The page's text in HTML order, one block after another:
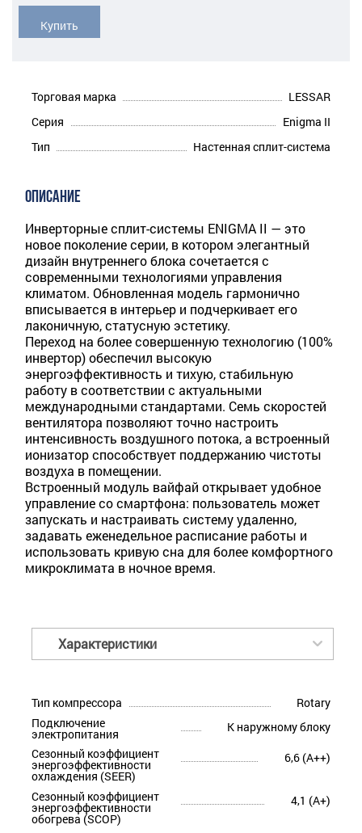
Купить
Торговая марка
LESSAR
Серия
Enigma II
Тип
Настенная сплит-система
ОПИСАНИЕ
Инверторные сплит-системы ENIGMA II — это
новое поколение серии, в котором элегантный
дизайн внутреннего блока сочетается с
современными технологиями управления
климатом. Обновленная модель гармонично
вписывается в интерьер и подчеркивает его
лаконичную, статусную эстетику.
Переход на более совершенную технологию (100%
инвертор) обеспечил высокую
энергоэффективность и тихую, стабильную
работу в соответствии с актуальными
международными стандартами. Семь скоростей
вентилятора позволяют точно настроить
интенсивность воздушного потока, а встроенный
ионизатор способствует поддержанию чистоты
воздуха в помещении.
Встроенный модуль вайфай открывает удобное
управление со смартфона: пользователь может
запускать и настраивать систему удаленно,
задавать еженедельное расписание работы и
использовать кривую сна для более комфортного
микроклимата в ночное время.
Характеристики
Тип компрессора
Rotary
Подключение
электропитания
К наружному блоку
Сезонный коэффициент
энергоэффективности
охлаждения (SEER)
6,6 (A++)
Сезонный коэффициент
энергоэффективности
обогрева (SCOP)
4,1 (A+)